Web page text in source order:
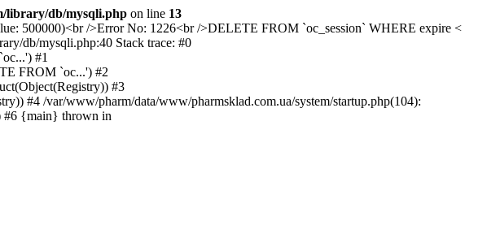
library/db/mysqli.php on line 13
500000)<br />Error No: 1226<br />DELETE FROM `oc_session` WHERE expire <
db/mysqli.php:40 Stack trace: #0
#1
FROM `oc...') #2
#3
#4 /var/www/pharm/data/www/pharmsklad.com.ua/system/startup.php(104):
#6 {main} thrown in